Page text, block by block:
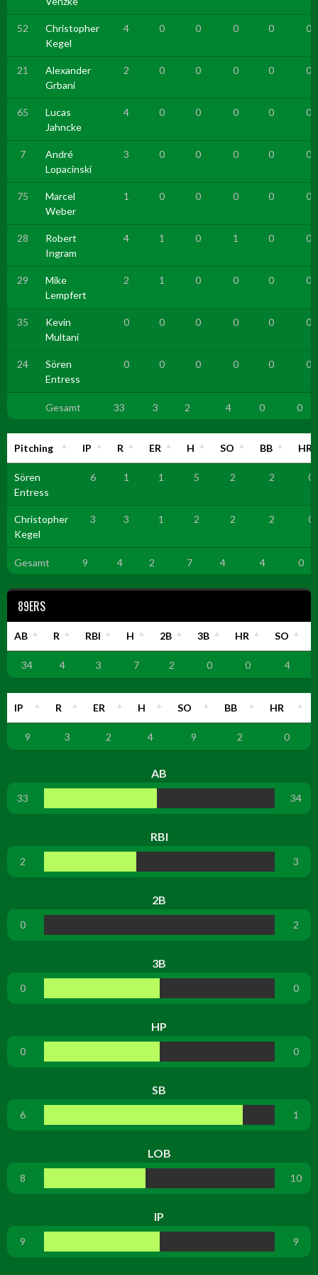
52
Christopher
Kegel
4 0 0 0 0 0
21
Alexander
Grbani
2 0 0 0 0 0
65
Lucas
Jahncke
4 0 0 0 0 0
7
André
Lopacinski
3 0 0 0 0 0
75
Marcel
Weber
1 0 0 0 0 0
28
Robert
Ingram
4 1 0 1 0 0
29
Mike
Lempfert
2 1 0 0 0 0
35
Kevin
Multani
0 0 0 0 0 0
24
Sören
Entress
0 0 0 0 0 0
Gesamt 33 3 2 4 0 0
Pitching IP R ER H SO BB HR
Sören
Entress
6 1 1 5 2 2 0
Christopher
Kegel
3 3 1 2 2 2 0
Gesamt 9 4 2 7 4 4 0
89ERS
AB R RBI H 2B 3B HR SO
34 4 3 7 2 0 0 4
IP R ER H SO BB HR
9 3 2 4 9 2 0
AB
33 34
RBI
2 3
2B
0 2
3B
0 0
HP
0 0
SB
6 1
LOB
8 10
IP
9 9